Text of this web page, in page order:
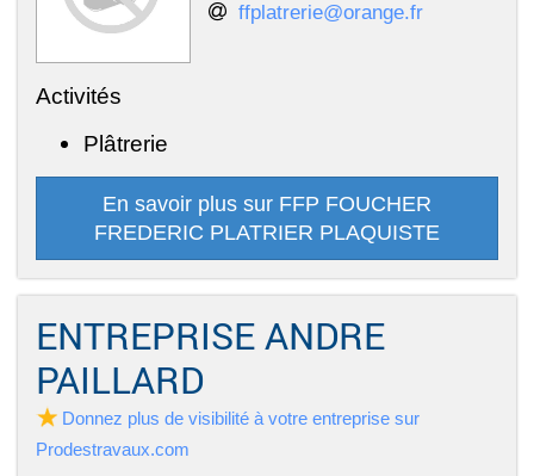
ffplatrerie@orange.fr
Activités
Plâtrerie
En savoir plus sur FFP FOUCHER
FREDERIC PLATRIER PLAQUISTE
ENTREPRISE ANDRE
PAILLARD
Donnez plus de visibilité à votre entreprise sur
Prodestravaux.com